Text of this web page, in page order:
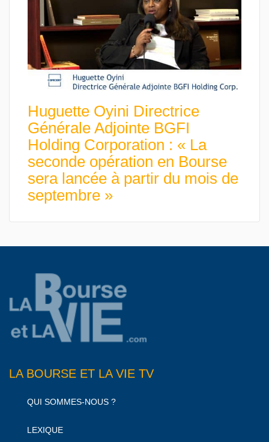
Huguette Oyini Directrice
Générale Adjointe BGFI
Holding Corporation : « La
seconde opération en Bourse
sera lancée à partir du mois de
septembre »
LA BOURSE ET LA VIE TV
QUI SOMMES-NOUS ?
LEXIQUE